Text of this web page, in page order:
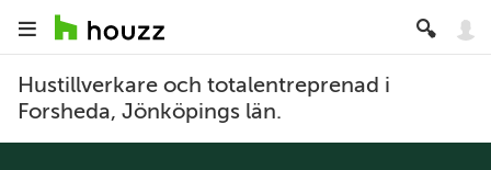
Hustillverkare och totalentreprenad i
Forsheda, Jönköpings län.